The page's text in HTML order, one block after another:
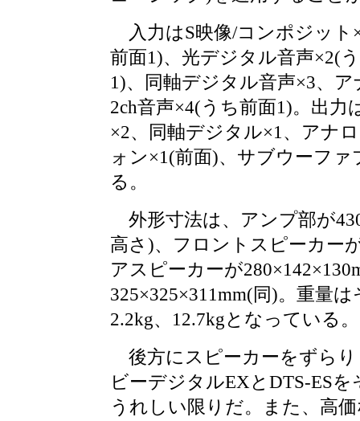
入力はS映像/コンポジット
前面1)、光デジタル音声×2(
1)、同軸デジタル音声×3、ア
2ch音声×4(うち前面1)。出力
×2、同軸デジタル×1、アナ
ォン×1(前面)、サブウーフ
る。
外形寸法は、アンプ部が
高さ)、フロントスピーカー
アスピーカーが
325×325×311mm(同)。重量
2.2kg、12.7kgとなっている。
後方にスピーカーをずら
ビーデジタルEXとDTS-ES
うれしい限りだ。また、高